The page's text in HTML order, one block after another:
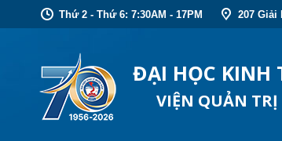
Thứ 2 - Thứ 6: 7:30AM - 17PM 207 Giải
ĐẠI HỌC KINH
VIỆN QUẢN
CHƯƠNG